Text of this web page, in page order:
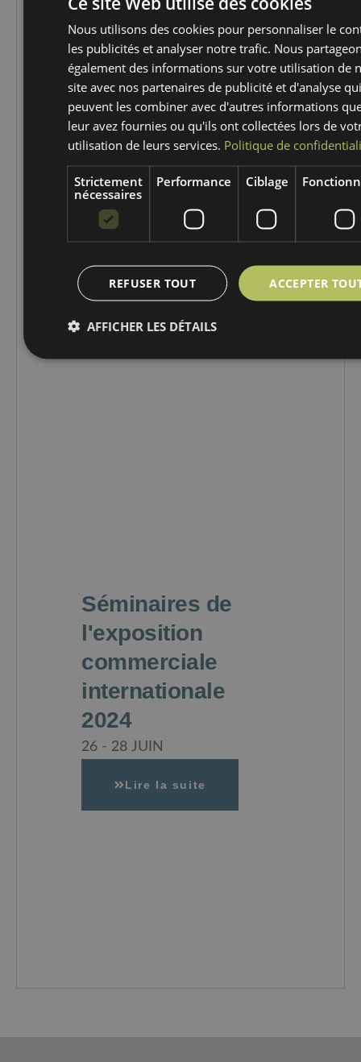
Enotécnica 2024
7 - 8 FéV
Lire la suite
Séminaires de
l'exposition
commerciale
internationale
2024
26 - 28 JUIN
Lire la suite
Nous utilisons des cookies pour personnaliser le
les publicités et analyser notre trafic. Nous
également des informations sur votre utilisation de
site avec nos partenaires de publicité et d'analyse qui
peuvent les combiner avec d'autres informations
leur avez fournies ou qu'ils ont collectées lors de
utilisation de leurs services. Politique de
Strictement
nécessaires
Performance Ciblage
ACCEPTER
REFUSER TOUT
AFFICHER LES DÉTAILS